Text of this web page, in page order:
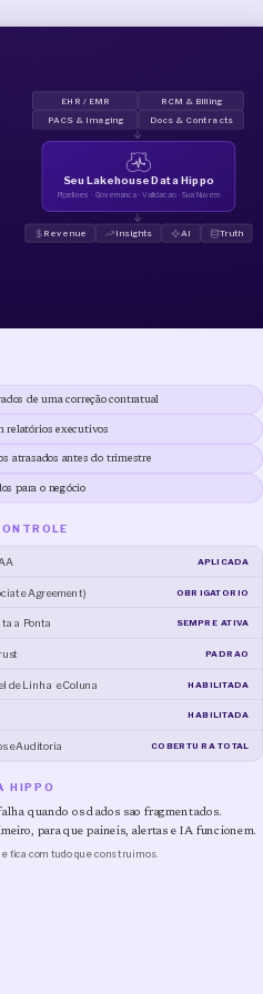
EHR / EMR RCM & Billing
PACS & Imaging Docs & Contracts
↓
Seu Lakehouse Data Hippo
Pipelines · Governanca · Validacao · Sua Nuvem
↓
Revenue Insights AI Truth
de uma correção contratual
relatórios executivos
atrasados antes do trimestre
para o negócio
APLICADA
Agreement) OBRIGATORIO
a Ponta SEMPRE ATIVA
PADRAO
de Linha e Coluna HABILITADA
HABILITADA
e Auditoria COBERTURA TOTAL
HIPPO
quando os dados sao fragmentados.
para que paineis, alertas e IA funcionem.
fica com tudo que construimos.